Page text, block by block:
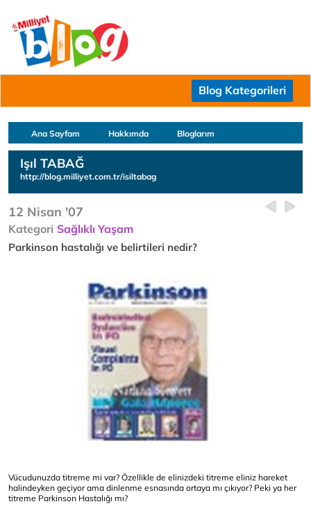
Blog Kategorileri
Ana Sayfam Hakkımda Bloglarım
Işıl TABAĞ
http://blog.milliyet.com.tr/isiltabag
12 Nisan '07
Kategori Sağlıklı Yaşam
Parkinson hastalığı ve belirtileri nedir?
Vücudunuzda titreme mi var? Özellikle de elinizdeki titreme eliniz hareket
halindeyken geçiyor ama dinlenme esnasında ortaya mı çıkıyor? Peki ya her
titreme Parkinson Hastalığı mı?